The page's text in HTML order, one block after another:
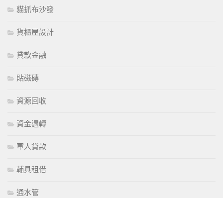
貓抓布沙發
貨櫃屋設計
貸款金融
貼磁磚
資源回收
資金週轉
軍人貸款
輔具租借
通水管